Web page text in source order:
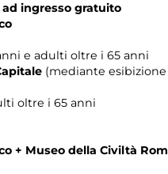
ingresso gratuito
e adulti oltre i 65 anni
(mediante
oltre i 65 anni
+ Museo della Civiltà